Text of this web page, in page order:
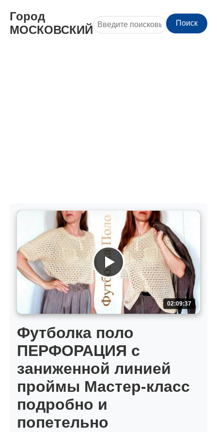
Город
МОСКОВСКИЙ
Поиск
02:09:37
Футболка поло
ПЕРФОРАЦИЯ с
заниженной линией
проймы Мастер-класс
подробно и
попетельно